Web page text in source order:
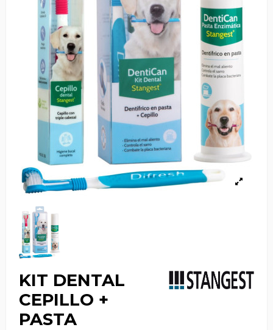
KIT DENTAL
CEPILLO +
PASTA